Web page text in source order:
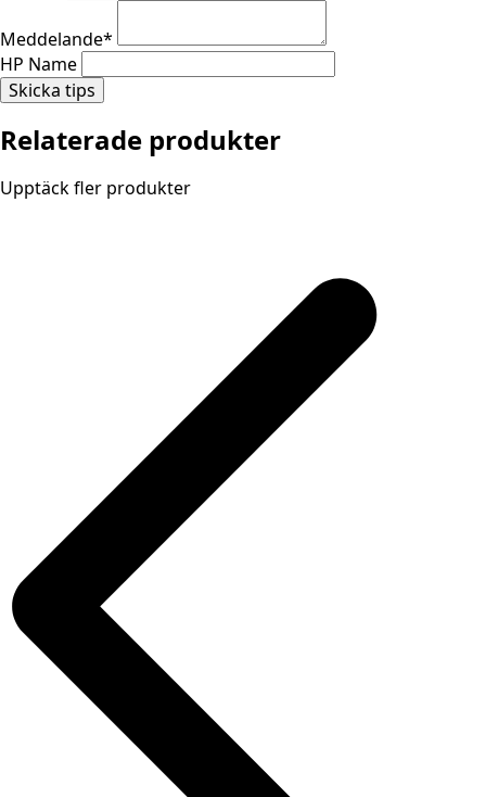
Meddelande*
HP Name
Skicka tips
Relaterade produkter
Upptäck fler produkter